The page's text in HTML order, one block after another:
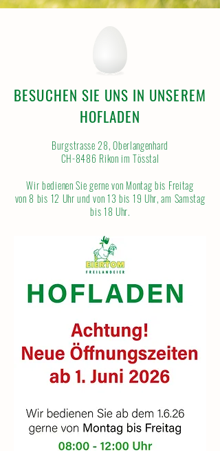
BESUCHEN SIE UNS IN UNSEREM
HOFLADEN
Burgstrasse 28, Oberlangenhard
CH-8486 Rikon im Tösstal
Wir bedienen Sie gerne von Montag bis Freitag
von 8 bis 12 Uhr und von 13 bis 19 Uhr, am Samstag
bis 18 Uhr.